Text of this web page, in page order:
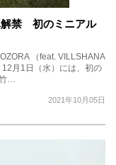
解禁 初のミニアル
（feat. VILLSHANA
月1日（水）には、初の
…
2021年10月05日